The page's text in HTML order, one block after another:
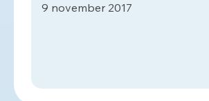
9 november 2017